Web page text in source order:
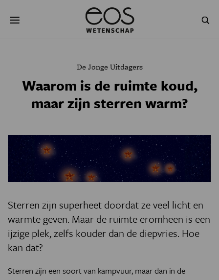
naar
NATUURWETENSCHAPPEN GESCHIEDENIS
PODCAST AGENDA
JONGE UITDAGERS
De Jonge Uitdagers
Waarom is de ruimte koud,
maar zijn sterren warm?
Sterren zijn superheet doordat ze veel licht en
warmte geven. Maar de ruimte eromheen is een
ijzige plek, zelfs kouder dan de diepvries. Hoe
kan dat?
Sterren zijn een soort van kampvuur, maar dan in de